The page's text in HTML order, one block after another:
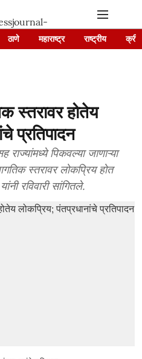
ठाणे महाराष्ट्र राष्ट्रीय
स्तरावर होतेय
प्रतिपादन
पिकवल्या जाणाऱ्या
स्तरावर लोकप्रिय होत
रविवारी सांगितले.